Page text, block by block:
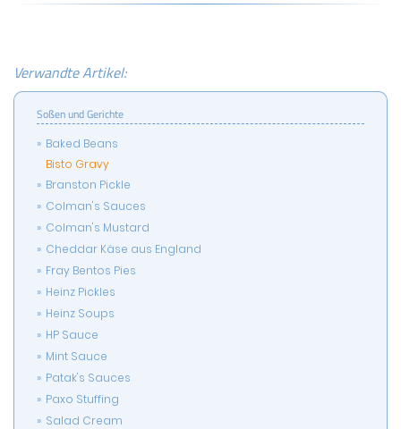
Verwandte Artikel:
Soßen und Gerichte
Baked Beans
Bisto Gravy
Branston Pickle
Colman's Sauces
Colman's Mustard
Cheddar Käse aus England
Fray Bentos Pies
Heinz Pickles
Heinz Soups
HP Sauce
Mint Sauce
Patak's Sauces
Paxo Stuffing
Salad Cream